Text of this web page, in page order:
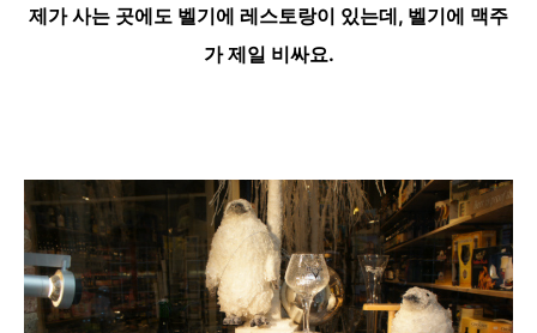
제가 사는 곳에도 벨기에 레스토랑이 있는데, 벨기에 맥주
가 제일 비싸요.